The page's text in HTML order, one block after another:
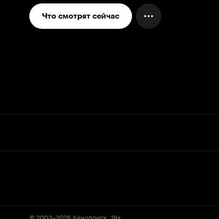
Что смотрят сейчас
© 2003–2026 Кинопоиск 18+